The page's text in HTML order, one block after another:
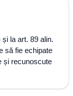
la art. 89 alin.
să fie echipate
și recunoscute